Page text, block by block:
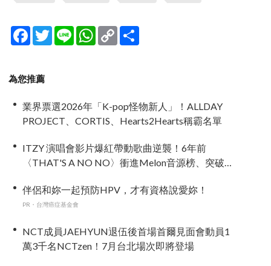
Facebook
TwitterLine WhatsApp
Copy
Link
為您推薦
業界票選2026年「K-pop怪物新人」！ALLDAY
PROJECT、CORTIS、Hearts2Hearts稱霸名單
ITZY 演唱會影片爆紅帶動歌曲逆襲！6年前
〈THAT'S A NO NO〉衝進Melon音源榜、突破
伴侶和妳一起預防HPV，才有資格說愛妳！
PR・台灣癌症基金會
NCT成員JAEHYUN退伍後首場首爾見面會動員1
萬3千名NCTzen！7月台北場次即將登場